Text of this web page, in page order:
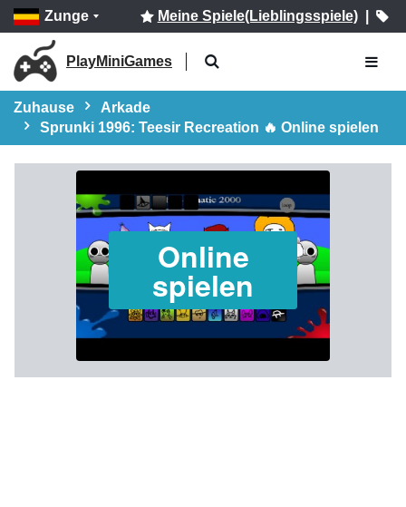
Zunge Meine Spiele(Lieblingsspiele)|
PlayMiniGames
Zuhause
Arkade
Sprunki 1996: Teesir Recreation 🔥 Online spielen
Online
spielen